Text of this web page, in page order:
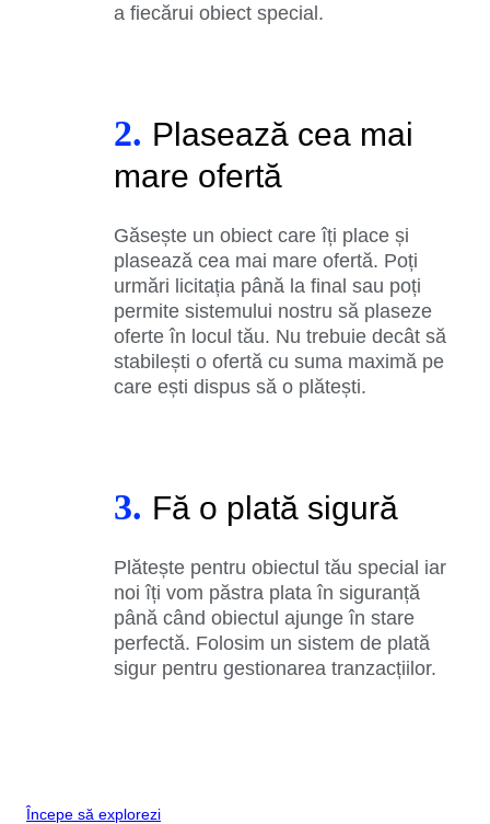
a fiecărui obiect special.
2. Plasează cea mai
mare ofertă
Găsește un obiect care îți place și
plasează cea mai mare ofertă. Poți
urmări licitația până la final sau poți
permite sistemului nostru să plaseze
oferte în locul tău. Nu trebuie decât să
stabilești o ofertă cu suma maximă pe
care ești dispus să o plătești.
3. Fă o plată sigură
Plătește pentru obiectul tău special iar
noi îți vom păstra plata în siguranță
până când obiectul ajunge în stare
perfectă. Folosim un sistem de plată
sigur pentru gestionarea tranzacțiilor.
Începe să explorezi